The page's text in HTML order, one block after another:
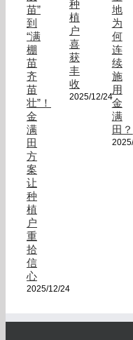
苗”
到
“满
棚
苗
齐
苗
壮”！
金
满
田
方
案
让
种
植
户
重
拾
信
心
2025/12/24
种
植
户
喜
获
丰
收
2025/12/24
地
为
何
连
续
施
用
金
满
田？